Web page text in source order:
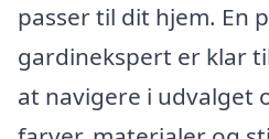
passer til dit hjem. En
gardinekspert er klar
at navigere i udvalget